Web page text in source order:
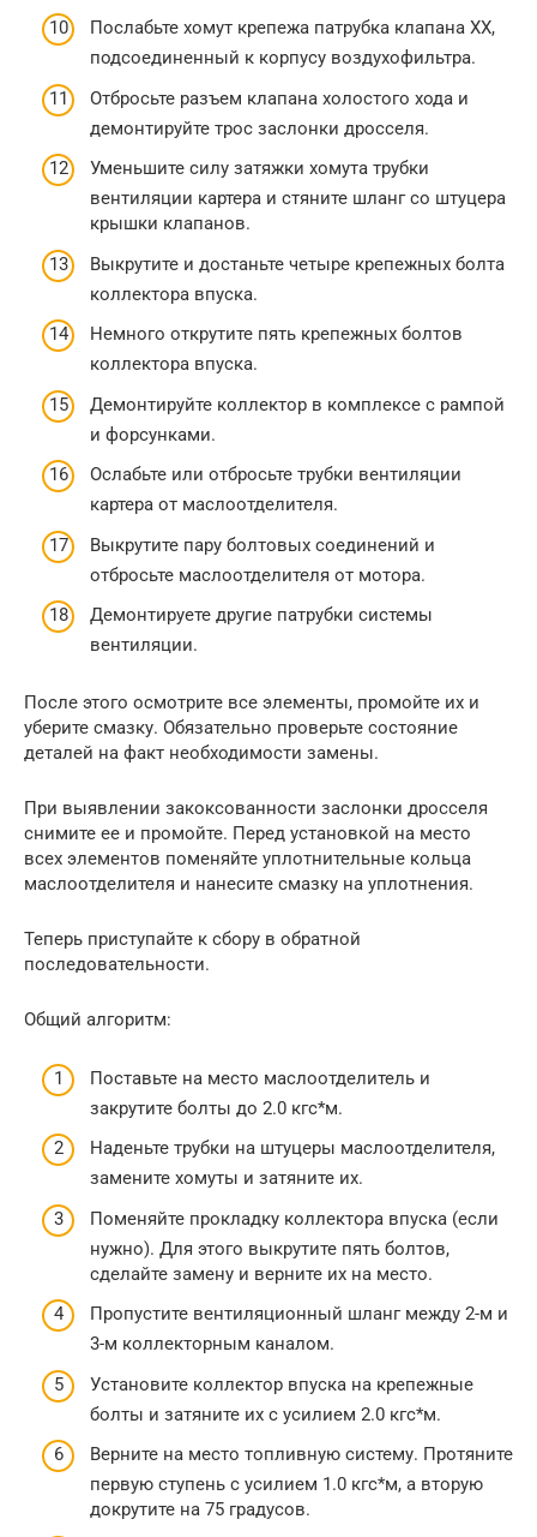
Послабьте хомут крепежа патрубка клапана ХХ,
подсоединенный к корпусу воздухофильтра.
Отбросьте разъем клапана холостого хода и
демонтируйте трос заслонки дросселя.
Уменьшите силу затяжки хомута трубки
вентиляции картера и стяните шланг со штуцера
крышки клапанов.
Выкрутите и достаньте четыре крепежных болта
коллектора впуска.
Немного открутите пять крепежных болтов
коллектора впуска.
Демонтируйте коллектор в комплексе с рампой
и форсунками.
Ослабьте или отбросьте трубки вентиляции
картера от маслоотделителя.
Выкрутите пару болтовых соединений и
отбросьте маслоотделителя от мотора.
Демонтируете другие патрубки системы
вентиляции.
После этого осмотрите все элементы, промойте их и
уберите смазку. Обязательно проверьте состояние
деталей на факт необходимости замены.
При выявлении закоксованности заслонки дросселя
снимите ее и промойте. Перед установкой на место
всех элементов поменяйте уплотнительные кольца
маслоотделителя и нанесите смазку на уплотнения.
Теперь приступайте к сбору в обратной
последовательности.
Общий алгоритм:
Поставьте на место маслоотделитель и
закрутите болты до 2.0 кгс*м.
Наденьте трубки на штуцеры маслоотделителя,
замените хомуты и затяните их.
Поменяйте прокладку коллектора впуска (если
нужно). Для этого выкрутите пять болтов,
сделайте замену и верните их на место.
Пропустите вентиляционный шланг между 2-м и
3-м коллекторным каналом.
Установите коллектор впуска на крепежные
болты и затяните их с усилием 2.0 кгс*м.
Верните на место топливную систему. Протяните
первую ступень с усилием 1.0 кгс*м, а вторую
докрутите на 75 градусов.